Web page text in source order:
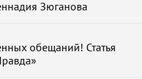
Зюганова
обещаний! Статья